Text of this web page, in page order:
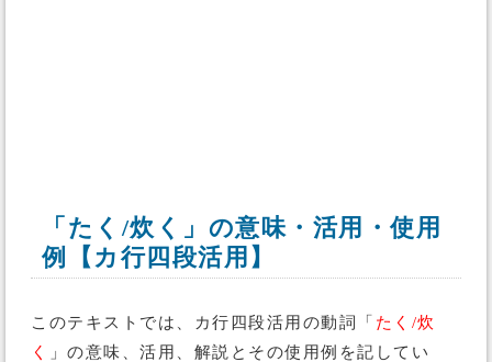
「たく/炊く」の意味・活用・使用
例【カ行四段活用】
このテキストでは、カ行四段活用の動詞「 たく/炊
く
」の意味、活用、解説とその使用例を記してい